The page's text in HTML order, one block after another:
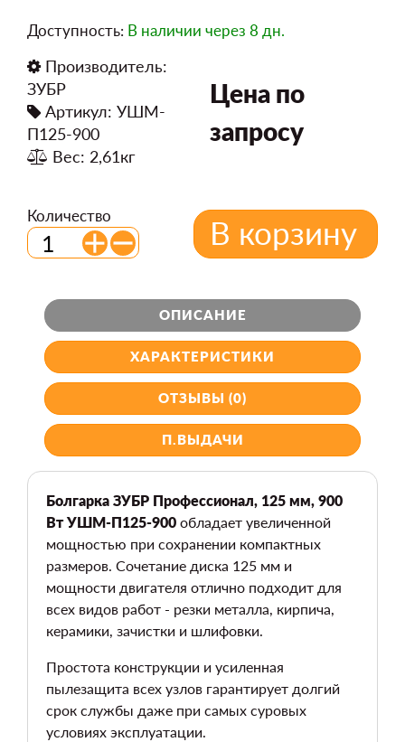
Доступность: В наличии через 8 дн.
Производитель:
ЗУБР
Артикул: УШМ-
П125-900
Вес: 2,61кг
Цена по
запросу
Количество В корзину
ОПИСАНИЕ
ХАРАКТЕРИСТИКИ
ОТЗЫВЫ (0)
П.ВЫДАЧИ
Болгарка ЗУБР Профессионал, 125 мм, 900
Вт УШМ-П125-900 обладает увеличенной
мощностью при сохранении компактных
размеров. Сочетание диска 125 мм и
мощности двигателя отлично подходит для
всех видов работ - резки металла, кирпича,
керамики, зачистки и шлифовки.
Простота конструкции и усиленная
пылезащита всех узлов гарантирует долгий
срок службы даже при самых суровых
условиях эксплуатации.